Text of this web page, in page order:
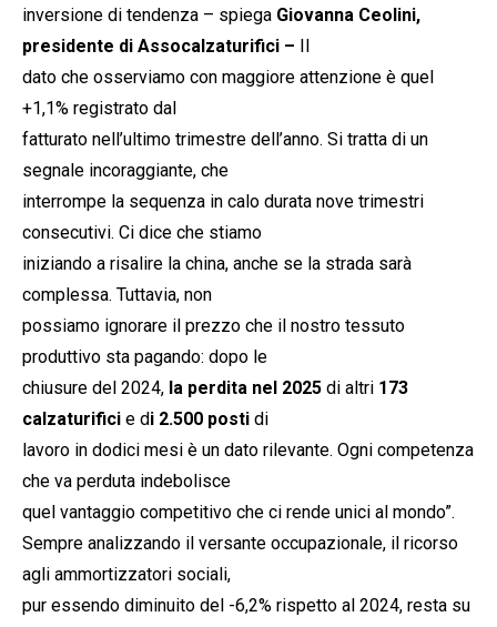
inversione di tendenza – spiega Giovanna Ceolini,
presidente di Assocalzaturifici – Il
dato che osserviamo con maggiore attenzione è quel
+1,1% registrato dal
fatturato nell’ultimo trimestre dell’anno. Si tratta di un
segnale incoraggiante, che
interrompe la sequenza in calo durata nove trimestri
consecutivi. Ci dice che stiamo
iniziando a risalire la china, anche se la strada sarà
complessa. Tuttavia, non
possiamo ignorare il prezzo che il nostro tessuto
produttivo sta pagando: dopo le
chiusure del 2024, la perdita nel 2025 di altri 173
calzaturifici e di 2.500 posti di
lavoro in dodici mesi è un dato rilevante. Ogni competenza
che va perduta indebolisce
quel vantaggio competitivo che ci rende unici al mondo”.
Sempre analizzando il versante occupazionale, il ricorso
agli ammortizzatori sociali,
pur essendo diminuito del -6,2% rispetto al 2024, resta su